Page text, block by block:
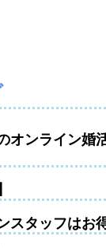
オンライン婚
スタッフはお